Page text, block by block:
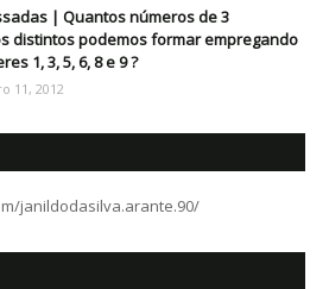
| Quantos números de 3
distintos podemos formar empregando
1, 3, 5, 6, 8 e 9 ?
11, 2012
janildodasilva.arante.90/